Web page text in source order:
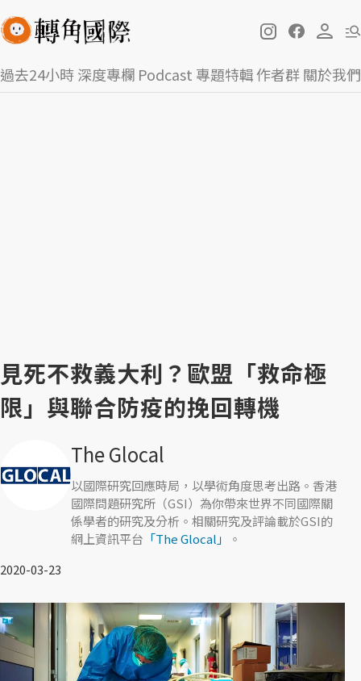
過去24小時深度專欄 Podcast 專題特輯作者群關於我們
見死不救義大利？歐盟「救命極
限」與聯合防疫的挽回轉機
The Glocal
以國際研究回應時局，以學術角度思考出路。香港
國際問題研究所（GSI）為你帶來世界不同國際關
係學者的研究及分析。相關研究及評論載於GSI的
網上資訊平台 「The Glocal」
。
2020-03-23